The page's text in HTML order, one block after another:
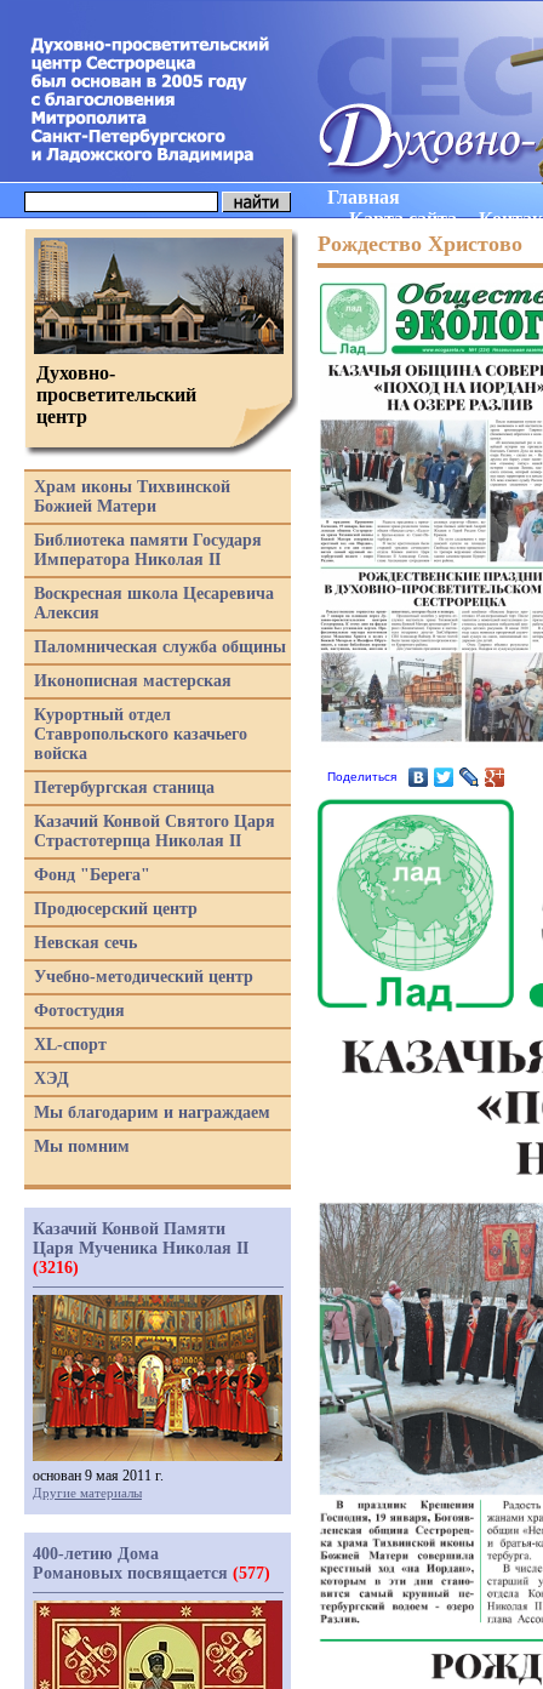
Главная
Карта сайта
Рождество Христово
Поделиться
Духовно-
просветительский
центр
Храм иконы Тихвинской
Божией Матери
Библиотека памяти Государя
Императора Николая II
Воскресная школа Цесаревича
Алексия
Паломническая служба общины
Иконописная мастерская
Курортный отдел
Ставропольского казачьего
войска
Петербургская станица
Казачий Конвой Святого Царя
Страстотерпца Николая II
Фонд "Берега"
Продюсерский центр
Невская сечь
Учебно-методический центр
Фотостудия
XL-спорт
ХЭД
Мы благодарим и награждаем
Мы помним
Казачий Конвой Памяти
Царя Мученика Николая II
(3216)
основан 9 мая 2011 г.
Другие материалы
400-летию Дома
Романовых посвящается (577)